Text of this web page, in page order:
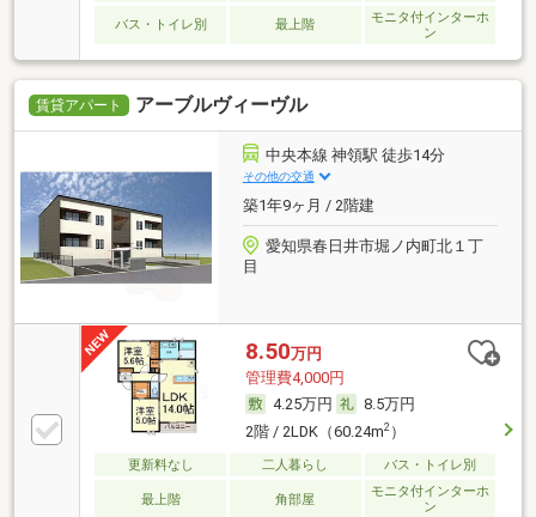
バス・トイレ別 最上階
モニタ付インターホ
ン
賃貸アパート アーブルヴィーヴル
中央本線 神領駅 徒歩14分
その他の交通
築1年9ヶ月 / 2階建
愛知県春日井市堀ノ内町北１丁
目
8.50万円
管理費4,000円
4.25万円
8.5万円
2階 / 2LDK（60.24m2）
更新料なし 二人暮らし バス・トイレ別
最上階 角部屋
モニタ付インターホ
ン